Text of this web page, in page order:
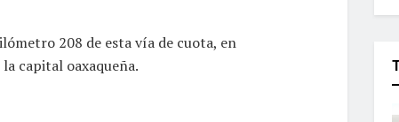
208 de esta vía de cuota, en
capital oaxaqueña.